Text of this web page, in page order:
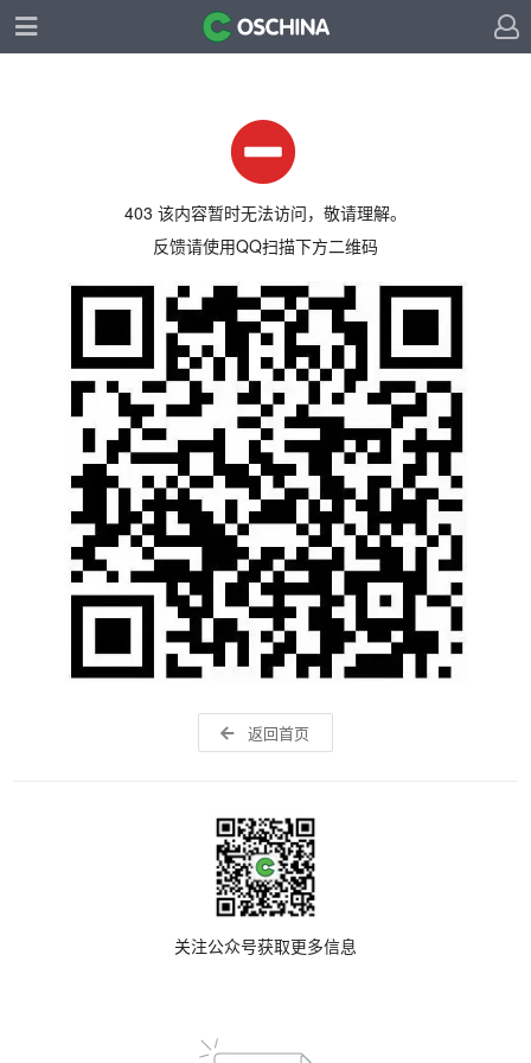
403 该内容暂时无法访问，敬请理解。
反馈请使用QQ扫描下方二维码
返回首页
关注公众号获取更多信息